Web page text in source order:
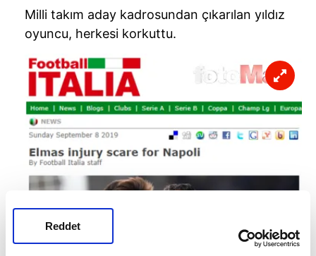
Reddet
Milli takım aday kadrosundan çıkarılan yıldız
oyuncu, herkesi korkuttu.